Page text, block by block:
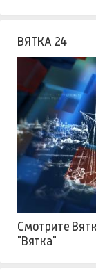
ВЯТКА 24
Смотрите
"Вятка"